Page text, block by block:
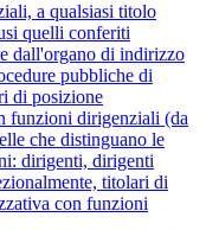
a qualsiasi titolo
quelli conferiti
dall'organo di indirizzo
pubbliche di
di posizione
funzioni dirigenziali (da
che distinguano le
dirigenti, dirigenti
titolari di
con funzioni